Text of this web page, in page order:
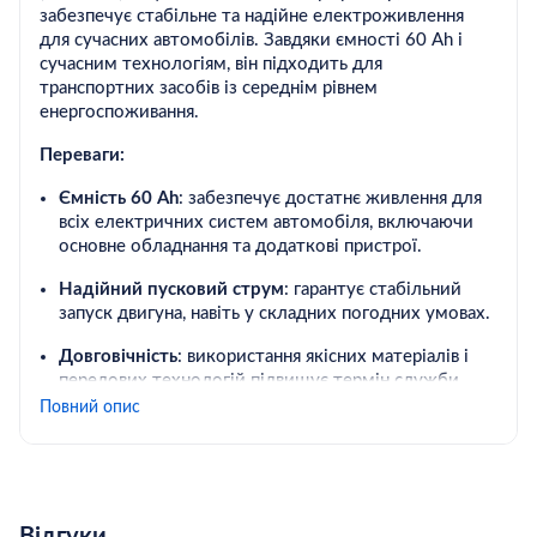
забезпечує стабільне та надійне електроживлення
для сучасних автомобілів. Завдяки ємності 60 Ah і
сучасним технологіям, він підходить для
транспортних засобів із середнім рівнем
енергоспоживання.
Переваги:
Ємність 60 Ah: забезпечує достатнє живлення для
всіх електричних систем автомобіля, включаючи
основне обладнання та додаткові пристрої.
Надійний пусковий струм: гарантує стабільний
запуск двигуна, навіть у складних погодних умовах.
Довговічність: використання якісних матеріалів і
передових технологій підвищує термін служби
акумулятора.
Повний опис